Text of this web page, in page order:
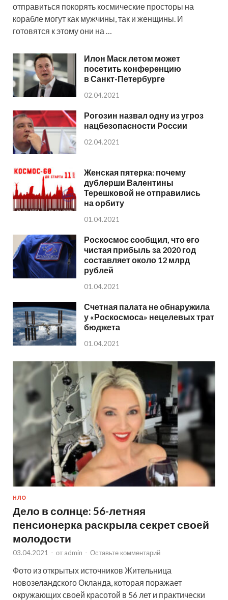
отправиться покорять космические просторы на
корабле могут как мужчины, так и женщины. И
готовятся к этому они на …
Илон Маск летом может
посетить конференцию
в Санкт-Петербурге
02.04.2021
Рогозин назвал одну из угроз
нацбезопасности России
02.04.2021
Женская пятерка: почему
дублерши Валентины
Терешковой не отправились
на орбиту
01.04.2021
Роскосмос сообщил, что его
чистая прибыль за 2020 год
составляет около 12 млрд
рублей
01.04.2021
Счетная палата не обнаружила
у «Роскосмоса» нецелевых трат
бюджета
01.04.2021
НЛО
Дело в солнце: 56-летняя
пенсионерка раскрыла секрет своей
молодости
03.04.2021 - от admin - Оставьте комментарий
Фото из открытых источников Жительница
новозеландского Окланда, которая поражает
окружающих своей красотой в 56 лет и практически